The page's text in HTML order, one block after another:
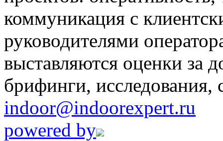
коммуникация с
руководителями
выставляются оценки за
брифинги, исследования,
indoor@indoorexpert.ru
powered by